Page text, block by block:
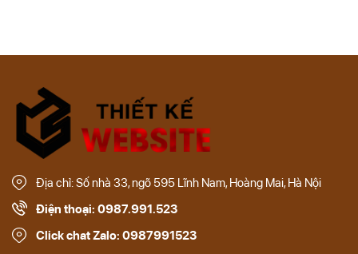
Địa chỉ: Số nhà 33, ngõ 595 Lĩnh Nam, Hoàng Mai, Hà Nội
Điện thoại: 0987.991.523
Click chat Zalo: 0987991523